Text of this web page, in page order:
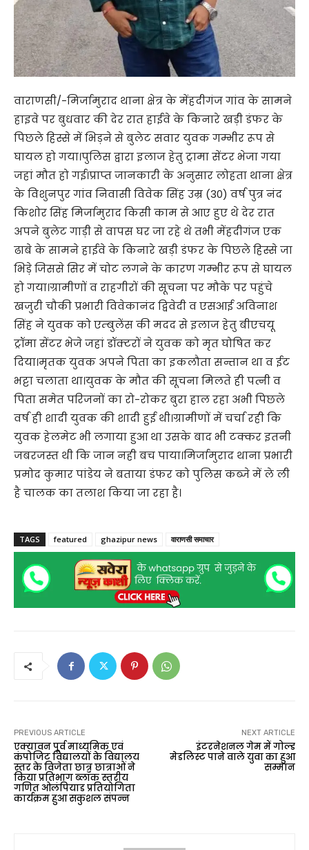
वाराणसी/-मिर्जामुराद थाना क्षेत्र के मेंहदीगंज गांव के सामने
हाइवे पर बुधवार की देर रात हाईवे के किनारे खड़ी डंफर के
पिछले हिस्से में भिड़ने से बुलेट सवार युवक गम्भीर रूप से
घायल हो गया।पुलिस द्वारा इलाज हेतु ट्रामा सेंटर भेजा गया
जहां मौत हो गई।प्राप्त जानकारी के अनुसार लोहता थाना क्षेत्र
के विशुनपुर गांव निवासी विवेक सिंह उम्र (30) वर्ष पुत्र नंद
किशोर सिंह मिर्जामुराद किसी काम से आए हुए थे देर रात
अपने बुलेट गाड़ी से वापस घर जा रहे थे तभी मेंहदीगंज एक
ढाबे के सामने हाईवे के किनारे खड़ी डंफर के पिछले हिस्से जा
भिड़े जिससे सिर में चोट लगने के कारण गम्भीर रूप से घायल
हो गया।ग्रामीणों व राहगीरों की सूचना पर मौके पर पहुंचे
खजुरी चौकी प्रभारी विवेकानंद द्विवेदी व एसआई अविनाश
सिंह ने युवक को एम्बुलेंस की मदद से इलाज हेतु बीएचयू
ट्रॉमा सेंटर भेजे जहां डॉक्टरों ने युवक को मृत घोषित कर
दिया।मृतक युवक अपने पिता का इकलौता सन्तान था व ईट
भट्टा चलाता था।युवक के मौत की सूचना मिलते ही पत्नी व
पिता समेत परिजनों का रो-रोकर बुरा हाल रहा अभी पिछले
वर्ष ही शादी युवक की शादी हुई थी।ग्रामीणों में चर्चा रही कि
युवक हेलमेट भी लगाया हुआ था उसके बाद भी टक्कर इतनी
जबरजस्त थी कि जान नही बच पाया।मिर्जामुराद थाना प्रभारी
प्रमोद कुमार पांडेय ने बताया डंफर को पुलिस कब्जे में ले ली
है चालक का तलाश किया जा रहा है।
TAGS featured ghazipur news वाराणसी समाचार
PREVIOUS ARTICLE
एक्यावन पूर्व माध्यमिक एवं
कंपोजिट विद्यालयों के विद्यालय
स्तर के विजेता छात्र छात्राओं ने
किया प्रतिभाग ब्लॉक स्तरीय
गणित ओलंपियाड प्रतियोगिता
कार्यक्रम हुआ सकुशल संपन्न
NEXT ARTICLE
इंटरनेशनल गेम में गोल्ड
मेडलिस्ट पाने वाले युवा का हुआ
सम्मान